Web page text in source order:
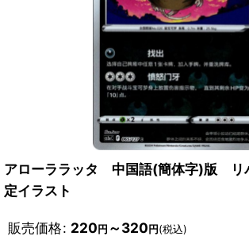
アローララッタ 中国語(簡体字)版
定イラスト
販売価格: 220円 ～320円(税込)